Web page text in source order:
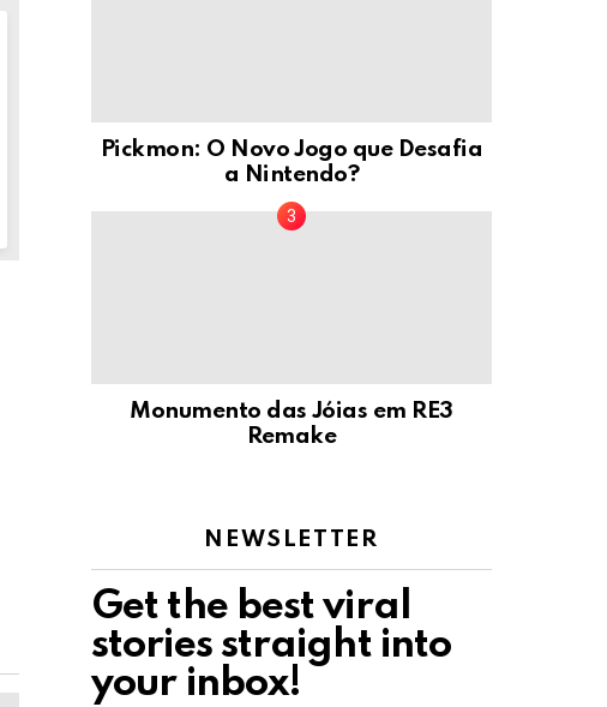
Pickmon: O Novo Jogo que Desafia
a Nintendo?
Monumento das Jóias em RE3
Remake
NEWSLETTER
Get the best viral
stories straight into
your inbox!